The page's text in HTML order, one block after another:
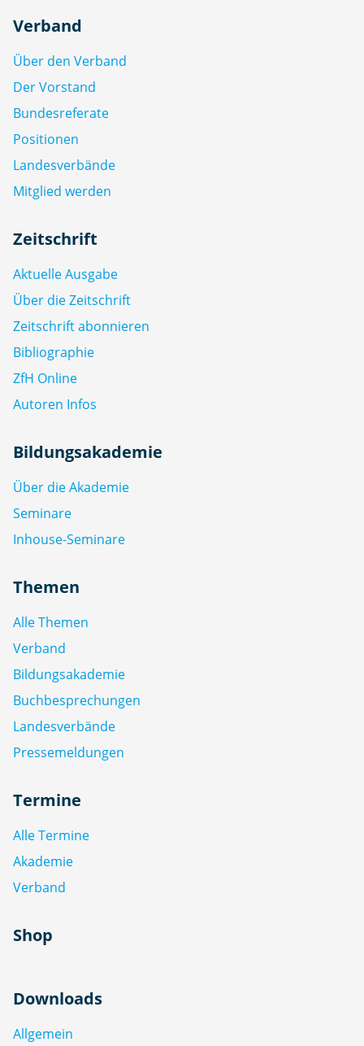
Verband
Über den Verband
Der Vorstand
Bundesreferate
Positionen
Landesverbände
Mitglied werden
Zeitschrift
Aktuelle Ausgabe
Über die Zeitschrift
Zeitschrift abonnieren
Bibliographie
ZfH Online
Autoren Infos
Bildungsakademie
Über die Akademie
Seminare
Inhouse-Seminare
Themen
Alle Themen
Verband
Bildungsakademie
Buchbesprechungen
Landesverbände
Pressemeldungen
Termine
Alle Termine
Akademie
Verband
Shop
Downloads
Allgemein